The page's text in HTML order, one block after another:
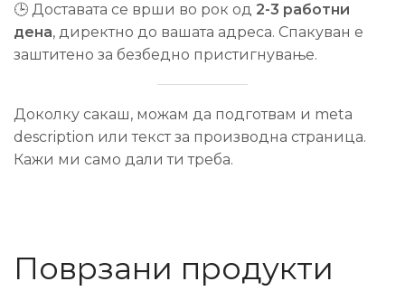
🕒 Доставата се врши во рок од 2-3 работни
дена, директно до вашата адреса. Спакуван е
заштитено за безбедно пристигнување.
Доколку сакаш, можам да подготвам и meta
description или текст за производна страница.
Кажи ми само дали ти треба.
Поврзани продукти